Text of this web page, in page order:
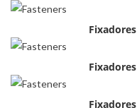
Fixadores
Fixadores
Fixadores